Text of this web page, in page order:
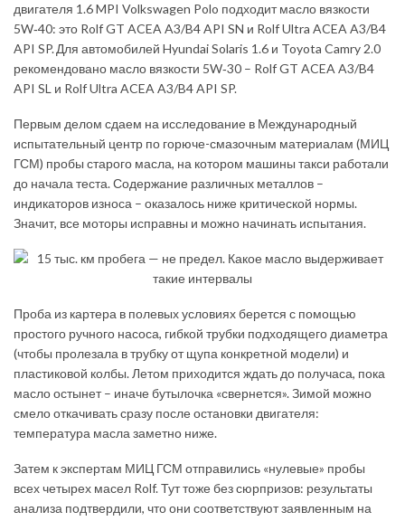
двигателя 1.6 MPI Volkswagen Polo подходит масло вязкости
5W‑40: это Rolf GT ACEA A3/B4 API SN и Rolf Ultra ACEA A3/B4
API SP. Для автомобилей Hyundai Solaris 1.6 и Toyota Camry 2.0
рекомендовано масло вязкости 5W‑30 – Rolf GT ACEA A3/B4
API SL и Rolf Ultra ACEA A3/B4 API SP.
Первым делом сдаем на исследование в Международный
испытательный центр по горюче-смазочным материалам (МИЦ
ГСМ) пробы старого масла, на котором машины такси работали
до начала теста. Содержание различных металлов –
индикаторов износа – оказалось ниже критической нормы.
Значит, все моторы исправны и можно начинать испытания.
Проба из картера в полевых условиях берется с помощью
простого ручного насоса, гибкой трубки подходящего диаметра
(чтобы пролезала в трубку от щупа конкретной модели) и
пластиковой колбы. Летом приходится ждать до получаса, пока
масло остынет – иначе бутылочка «свернется». Зимой можно
смело откачивать сразу после остановки двигателя:
температура масла заметно ниже.
Затем к экспертам МИЦ ГСМ отправились «нулевые» пробы
всех четырех масел Rolf. Тут тоже без сюрпризов: результаты
анализа подтвердили, что они соответствуют заявленным на